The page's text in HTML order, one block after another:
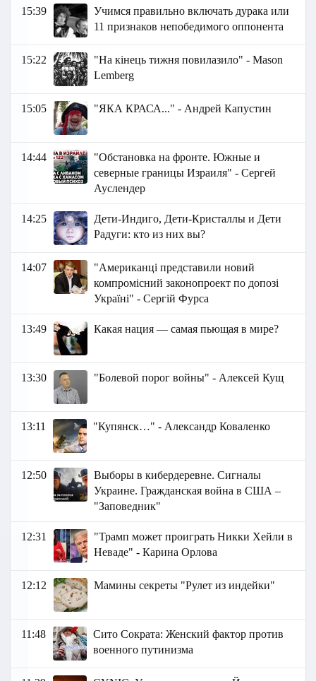
15:39
Учимся правильно включать дурака или
11 признаков непобедимого оппонента
15:22
"На кінець тижня повилазило" - Маson
Lemberg
15:05 "ЯКА КРАСА..." - Андрей Капустин
14:44
"Обстановка на фронте. Южные и
северные границы Израиля" - Сергей
Ауслендер
14:25
Дети-Индиго, Дети-Кристаллы и Дети
Радуги: кто из них вы?
14:07
"Американці представили новий
компромісний законопроект по допозі
Україні" - Сергій Фурса
13:49 Какая нация — самая пьющая в мире?
13:30 "Болевой порог войны" - Алексей Кущ
13:11 "Купянск…" - Александр Коваленко
12:50
Выборы в кибердеревне. Сигналы
Украине. Гражданская война в США –
"Заповедник"
12:31
"Трамп может проиграть Никки Хейли в
Неваде" - Карина Орлова
12:12 Мамины секреты "Рулет из индейки"
11:48
Сито Сократа: Женский фактор против
военного путинизма